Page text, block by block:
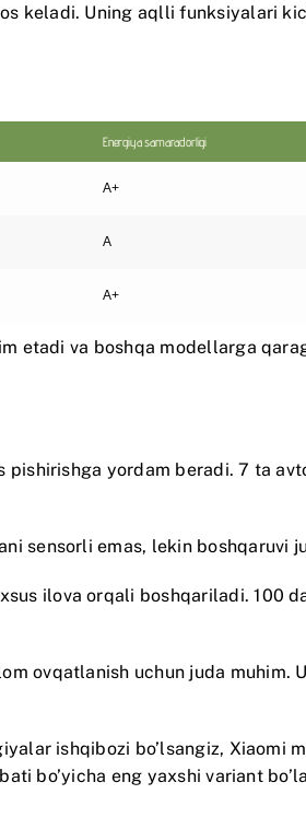
keladi. Uning aqlli funksiyalari
Energiya samaradorligi
A+
A
A+
etadi va boshqa modellarga
yordam beradi. 7 ta
sensorli emas, lekin boshqaruvi
ilova orqali boshqariladi. 100
ovqatlanish uchun juda muhim.
ishqibozi bo’lsangiz, Xiaomi
bo’yicha eng yaxshi variant